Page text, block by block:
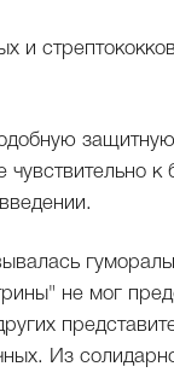
и
не мог
Из